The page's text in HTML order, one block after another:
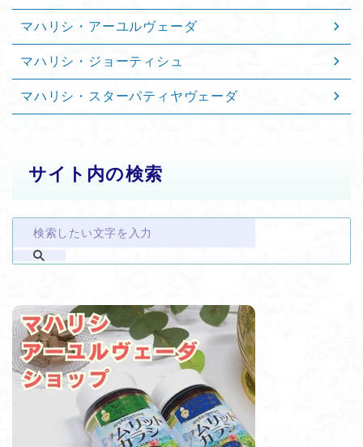
マハリシ・アーユルヴェーダ
マハリシ・ジョーティシュ
マハリシ・スターパティヤヴェーダ
サイト内の検索